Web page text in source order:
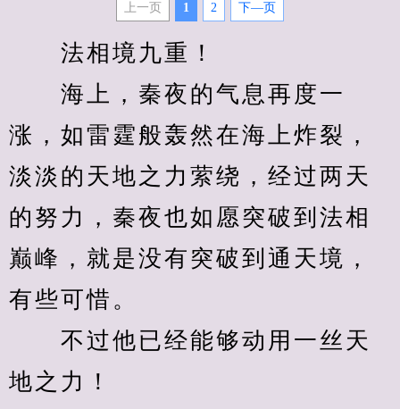
上一页 1 2 下—页
法相境九重！
海上，秦夜的气息再度一
涨，如雷霆般轰然在海上炸裂，
淡淡的天地之力萦绕，经过两天
的努力，秦夜也如愿突破到法相
巅峰，就是没有突破到通天境，
有些可惜。
不过他已经能够动用一丝天
地之力！